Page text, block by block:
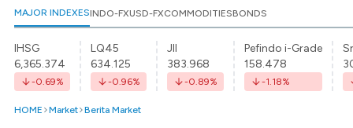
MAJOR INDEXESINDO-FXUSD-FXCOMMODITIESBONDS
IHSG
6,365.374
-0.69%
LQ45
634.125
-0.96%
JII
383.968
-0.89%
Pefindo i-Grade
158.478
-1.18%
HOME Market Berita Market